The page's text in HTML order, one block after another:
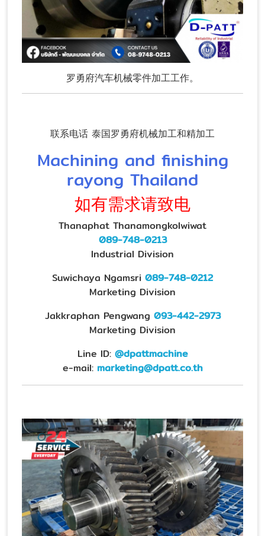
罗勇府汽车机械零件加工工作。
联系电话 泰国罗勇府机械加工和精加工
Machining and finishing
rayong Thailand
如有需求请致电
Thanaphat Thanamongkolwiwat
089-748-0213
Industrial Division
Suwichaya Ngamsri 089-748-0212
Marketing Division
Jakkraphan Pengwang 093-442-2973
Marketing Division
Line ID: @dpattmachine
e-mail: marketing@dpatt.co.th